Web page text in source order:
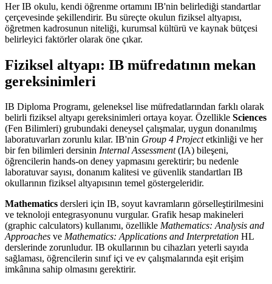
Her IB okulu, kendi öğrenme ortamını IB'nin belirlediği standartlar
çerçevesinde şekillendirir. Bu süreçte okulun fiziksel altyapısı,
öğretmen kadrosunun niteliği, kurumsal kültürü ve kaynak bütçesi
belirleyici faktörler olarak öne çıkar.
Fiziksel altyapı: IB müfredatının mekan
gereksinimleri
IB Diploma Programı, geleneksel lise müfredatlarından farklı olarak
belirli fiziksel altyapı gereksinimleri ortaya koyar. Özellikle Sciences
(Fen Bilimleri) grubundaki deneysel çalışmalar, uygun donanılmış
laboratuvarları zorunlu kılar. IB'nin Group 4 Projectetkinliği ve her
bir fen bilimleri dersinin Internal Assessment(IA) bileşeni,
öğrencilerin hands-on deney yapmasını gerektirir; bu nedenle
laboratuvar sayısı, donanım kalitesi ve güvenlik standartları IB
okullarının fiziksel altyapısının temel göstergeleridir.
Mathematics dersleri için IB, soyut kavramların görselleştirilmesini
ve teknoloji entegrasyonunu vurgular. Grafik hesap makineleri
(graphic calculators) kullanımı, özellikle Mathematics: Analysis and
Approaches ve Mathematics: Applications and Interpretation HL
derslerinde zorunludur. IB okullarının bu cihazları yeterli sayıda
sağlaması, öğrencilerin sınıf içi ve ev çalışmalarında eşit erişim
imkânına sahip olmasını gerektirir.